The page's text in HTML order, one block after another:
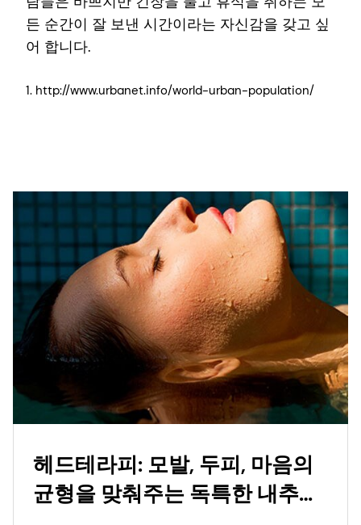
든 순간이 잘 보낸 시간이라는 자신감을 갖고 싶
어 합니다.
1. http://www.urbanet.info/world-urban-population/
헤드테라피: 모발, 두피, 마음의
균형을 맞춰주는 독특한 내추럴